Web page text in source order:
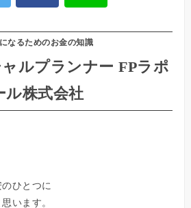
なるためのお金の知識
ルプランナー FPラポ
ル株式会社
ひとつに
います。